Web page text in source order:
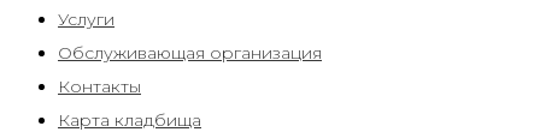
Услуги
Обслуживающая организация
Контакты
Карта кладбища